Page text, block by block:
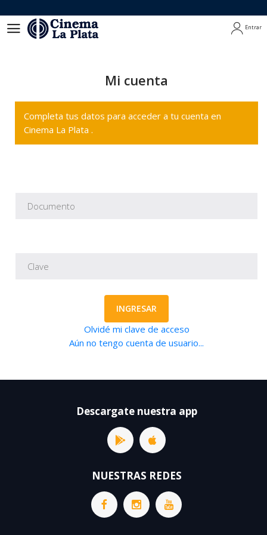
Entrar
Mi cuenta
Completa tus datos para acceder a tu cuenta en
Cinema La Plata .
INGRESAR
Olvidé mi clave de acceso
Aún no tengo cuenta de usuario...
Descargate nuestra app
NUESTRAS REDES